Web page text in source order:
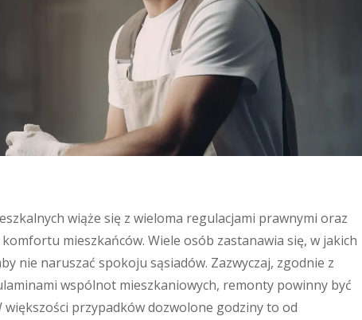
wiąże się z wieloma regulacjami prawnymi oraz
mieszkańców. Wiele osób zastanawia się, w jakich
nie naruszać spokoju sąsiadów. Zazwyczaj, zgodnie z
wspólnot mieszkaniowych, remonty powinny być
przypadków dozwolone godziny to od